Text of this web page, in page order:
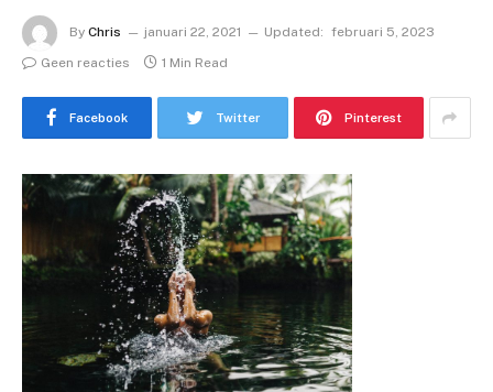
By Chris januari 22, 2021 Updated: februari 5, 2023
Geen reacties
1 Min Read
Facebook Twitter Pinterest